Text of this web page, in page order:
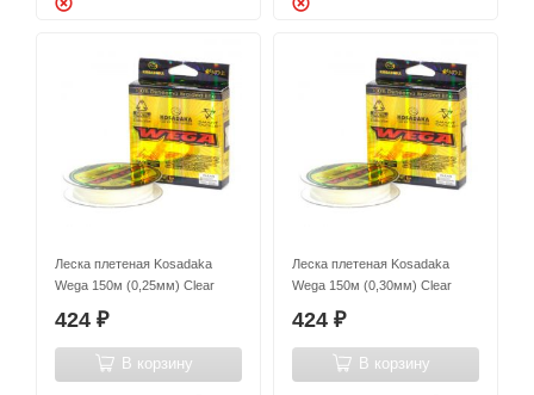
Леска плетеная Kosadaka
Wega 150м (0,25мм) Clear
424 ₽
В корзину
Леска плетеная Kosadaka
Wega 150м (0,30мм) Clear
424 ₽
В корзину